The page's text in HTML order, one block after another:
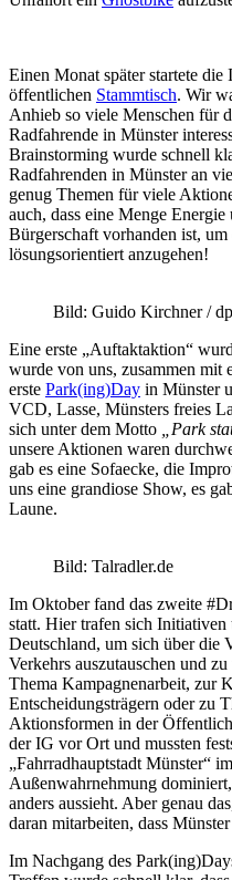
Einen Monat später startete
öffentlichen Stammtisch. Wir
Anhieb so viele Menschen für
Radfahrende in Münster
Brainstorming wurde schnell
Radfahrenden in Münster an
genug Themen für viele
auch, dass eine Menge
Bürgerschaft vorhanden ist,
lösungsorientiert anzugehen!
Bild: Guido Kirchner /
Eine erste „Auftaktaktion“
wurde von uns, zusammen mit
erste Park(ing)Day in Münster
VCD, Lasse, Münsters freies
sich unter dem Motto
„Park
unsere Aktionen waren
gab es eine Sofaecke, die
uns eine grandiose Show, es
Laune.
Bild: Talradler.de
Im Oktober fand das zweite
statt. Hier trafen sich Initiativen
Deutschland, um sich über die
Verkehrs auszutauschen und
Thema Kampagnenarbeit, zur
Entscheidungsträgern oder zu
Aktionsformen in der
der IG vor Ort und mussten
„Fahrradhauptstadt Münster“
Außenwahrnehmung
anders aussieht. Aber genau
daran mitarbeiten, dass
Im Nachgang des